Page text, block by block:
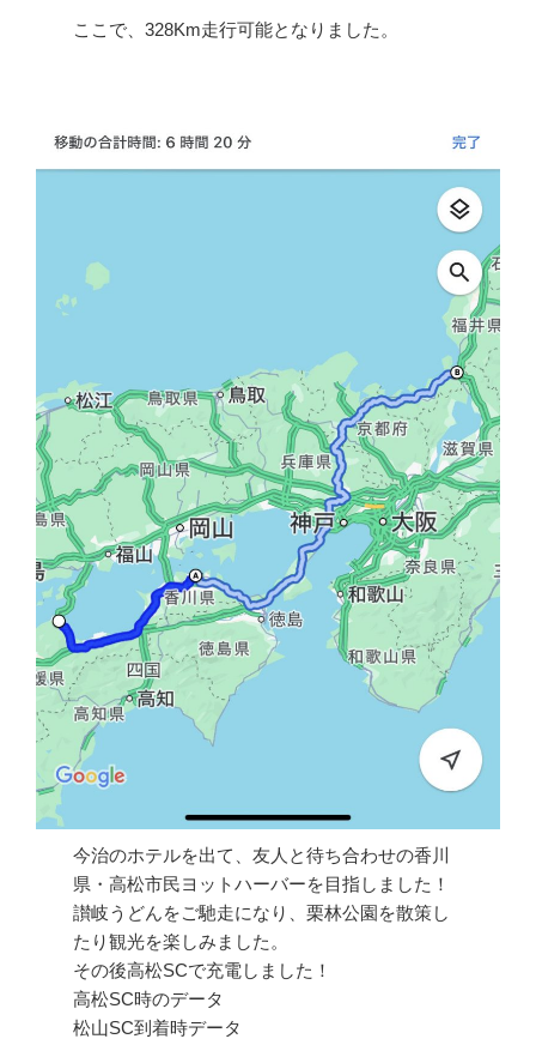
ここで、328Km走行可能となりました。
今治のホテルを出て、友人と待ち合わせの香川
県・高松市民ヨットハーバーを目指しました！
讃岐うどんをご馳走になり、栗林公園を散策し
たり観光を楽しみました。
その後高松SCで充電しました！
高松SC時のデータ
松山SC到着時データ